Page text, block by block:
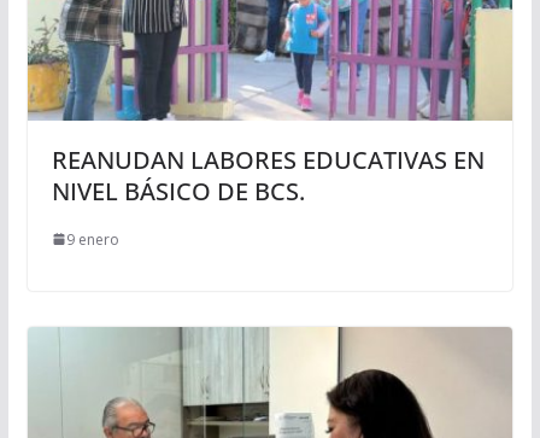
REANUDAN LABORES EDUCATIVAS EN
NIVEL BÁSICO DE BCS.
9 enero